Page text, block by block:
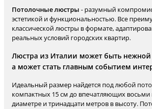
Потолочные люстры - разумный
эстетикой и функциональностью. Все
классической люстры в формате,
реальных условий городских квартир.
Люстра из Италии может быть
а может стать главным событием
Идеальный размер найдется под любой
компактных 15 см до впечатляющих восьми
диаметре и тринадцати метров в высоту.